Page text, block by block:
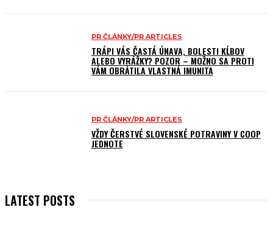
PR ČLÁNKY/PR ARTICLES
TRÁPI VÁS ČASTÁ ÚNAVA, BOLESTI KĹBOV
ALEBO VYRÁŽKY? POZOR – MOŽNO SA PROTI
VÁM OBRÁTILA VLASTNÁ IMUNITA
PR ČLÁNKY/PR ARTICLES
VŽDY ČERSTVÉ SLOVENSKÉ POTRAVINY V COOP
JEDNOTE
LATEST POSTS